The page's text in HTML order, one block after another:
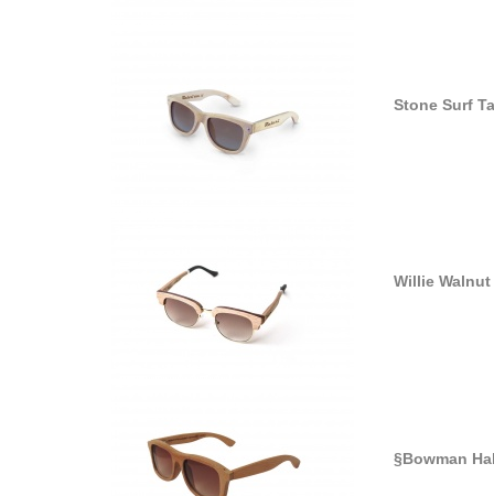
Stone Surf
Willie Walnut
§Bowman